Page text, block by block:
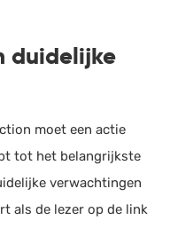
duidelijke
moet een actie
tot het belangrijkste
verwachtingen
als de lezer op de link